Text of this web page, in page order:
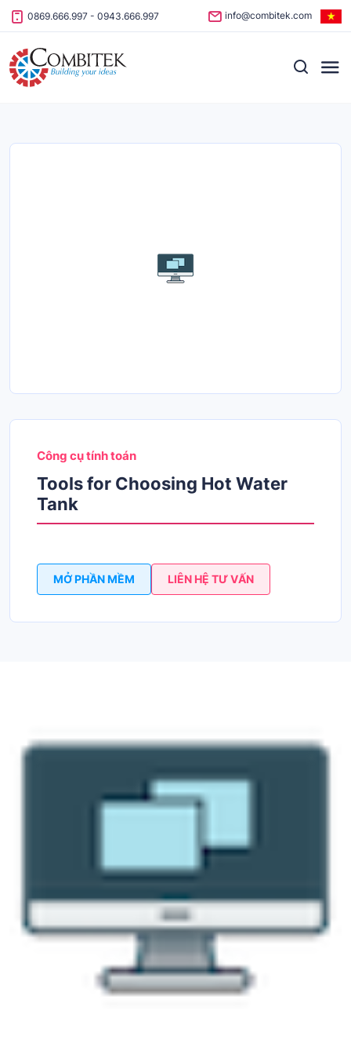
Skip to content
0869.666.997 - 0943.666.997 info@combitek.com
Công cụ tính toán
Tools for Choosing Hot Water
Tank
MỞ PHẦN MỀM LIÊN HỆ TƯ VẤN